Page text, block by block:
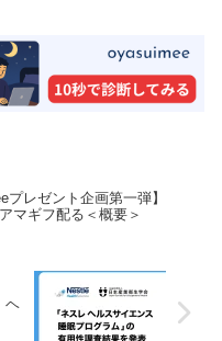
プレゼント企画第一弾】
マギフ配る＜概要＞
ヘ